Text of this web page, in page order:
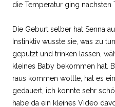
die Temperatur ging nächsten
Die Geburt selber hat Senna
Instinktiv wusste sie, was zu
geputzt und trinken lassen,
kleines Baby bekommen hat.
raus kommen wollte, hat es
gedauert, ich konnte sehr
habe da ein kleines Video